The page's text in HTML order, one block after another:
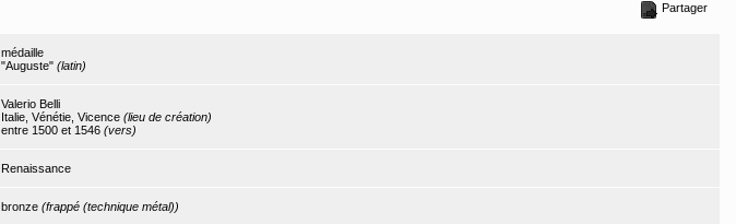
Partager
médaille
"Auguste" (latin)
Valerio Belli
Italie, Vénétie, Vicence (lieu de création)
entre 1500 et 1546 (vers)
Renaissance
bronze (frappé (technique métal))